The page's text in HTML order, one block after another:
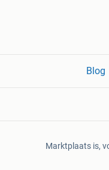
Blog
Marktplaats is,